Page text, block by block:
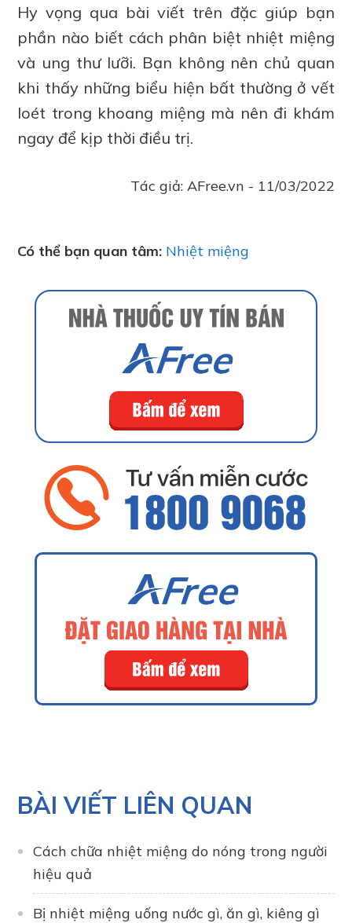
Hy vọng qua bài viết trên đặc giúp bạn
phần nào biết cách phân biệt nhiệt miệng
và ung thư lưỡi. Bạn không nên chủ quan
khi thấy những biểu hiện bất thường ở vết
loét trong khoang miệng mà nên đi khám
ngay để kịp thời điều trị.
Tác giả: AFree.vn - 11/03/2022
Có thể bạn quan tâm: Nhiệt miệng
BÀI VIẾT LIÊN QUAN
Cách chữa nhiệt miệng do nóng trong người
hiệu quả
Bị nhiệt miệng uống nước gì, ăn gì, kiêng gì